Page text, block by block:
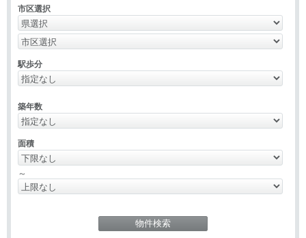
市区選択
駅歩分
築年数
面積
～